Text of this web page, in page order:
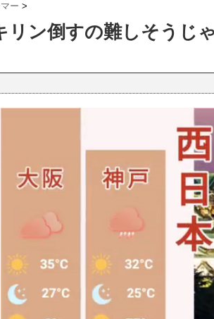
ー >
リン倒すの難しそうじ